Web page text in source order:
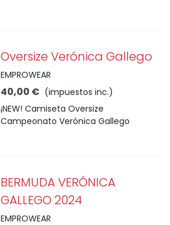
Oversize Verónica Gallego
EMPROWEAR
40,00 € (impuestos inc.)
¡NEW! Camiseta Oversize
Campeonato Verónica Gallego
BERMUDA VERÓNICA
GALLEGO 2024
EMPROWEAR